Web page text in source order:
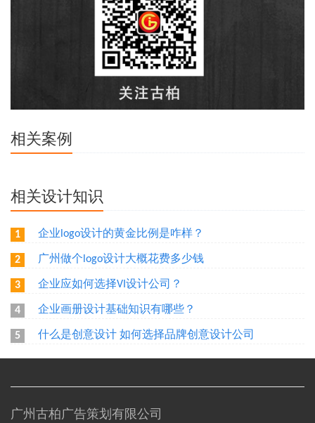
相关案例
相关设计知识
1 企业logo设计的黄金比例是咋样？
2 广州做个logo设计大概花费多少钱
3 企业应如何选择VI设计公司？
4 企业画册设计基础知识有哪些？
5 什么是创意设计 如何选择品牌创意设计公司
广州古柏广告策划有限公司